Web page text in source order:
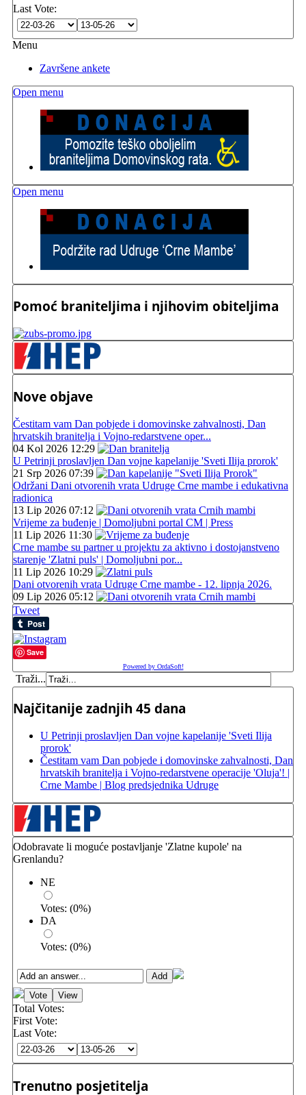
Last Vote:
Menu
Završene ankete
Open menu
Open menu
Pomoć braniteljima i njihovim obiteljima
Nove objave
Čestitam vam Dan pobjede i domovinske zahvalnosti, Dan
hrvatskih branitelja i Vojno-redarstvene oper...
04 Kol 2026 12:29
U Petrinji proslavljen Dan vojne kapelanije 'Sveti Ilija prorok'
21 Srp 2026 07:39
Održani Dani otvorenih vrata Udruge Crne mambe i edukativna
radionica
13 Lip 2026 07:12
Vrijeme za buđenje | Domoljubni portal CM | Press
11 Lip 2026 11:30
Crne mambe su partner u projektu za aktivno i dostojanstveno
starenje 'Zlatni puls' | Domoljubni por...
11 Lip 2026 10:29
Dani otvorenih vrata Udruge Crne mambe - 12. lipnja 2026.
09 Lip 2026 05:12
Tweet
Save
Powered by OrdaSoft!
Traži...
Najčitanije zadnjih 45 dana
U Petrinji proslavljen Dan vojne kapelanije 'Sveti Ilija
prorok'
Čestitam vam Dan pobjede i domovinske zahvalnosti, Dan
hrvatskih branitelja i Vojno-redarstvene operacije 'Oluja'! |
Crne Mambe | Blog predsjednika Udruge
Odobravate li moguće postavljanje 'Zlatne kupole' na
Grenlandu?
NE
Votes: (0%)
DA
Votes: (0%)
Total Votes:
First Vote:
Last Vote:
Trenutno posjetitelja